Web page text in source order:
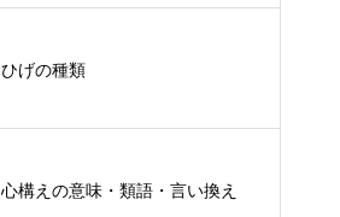
ひげの種類
心構えの意味・類語・言い換え